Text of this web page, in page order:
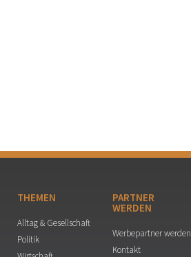
THEMEN
Alltag & Gesellschaft
Politik
PARTNER
WERDEN
Werbepartner werden
Kontakt